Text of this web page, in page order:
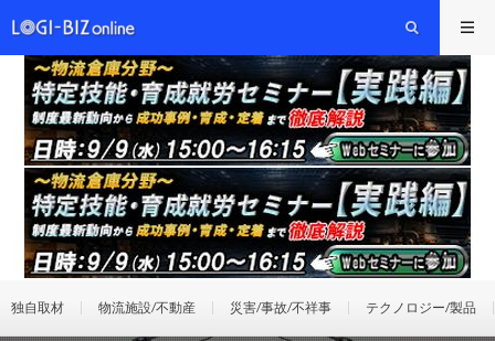
独自取材 物流施設/不動産 災害/事故/不祥事 テクノロジー/製品